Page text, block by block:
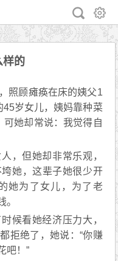
样的
照顾瘫痪在床的姨父1
岁女儿，姨妈靠种菜
她却常说：我觉得自
，但她却非常乐观，
她，这辈子她很少开
她为了女儿，为了老
。
候看她经济压力大，
拒绝了，她说：“你赚
吧！”